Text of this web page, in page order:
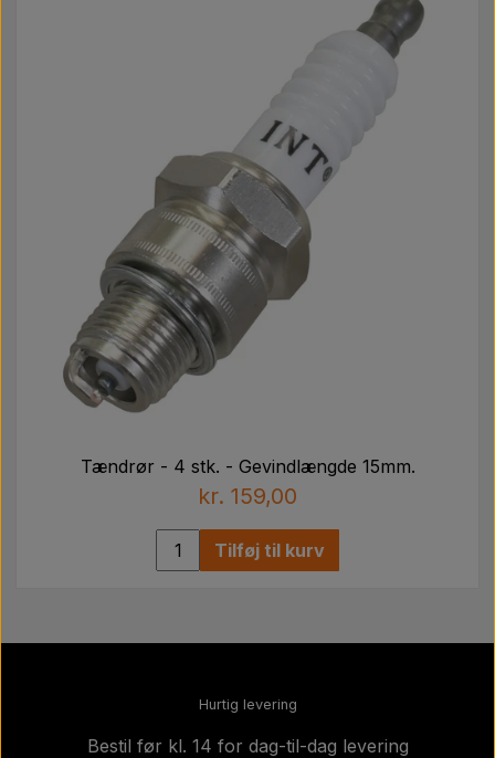
Tændrør - 4 stk. - Gevindlængde 15mm.
kr. 159,00
Tilføj til kurv
Hurtig levering
Bestil før kl. 14 for dag-til-dag levering